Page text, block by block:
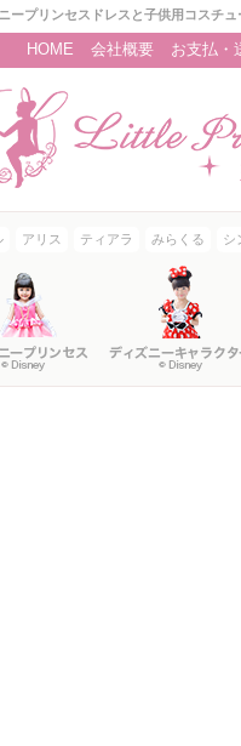
ープリンセスドレスと子供用コスチ
HOME
会社概要 お支払・
アリス ティアラ みらくる シ